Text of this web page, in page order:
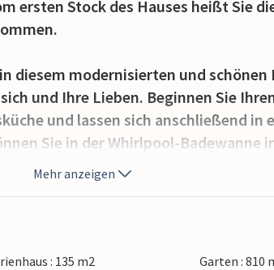
ersten Stock des Hauses heißt Sie
diesem modernisierten und schönen
und Ihre Lieben. Beginnen Sie
und lassen sich anschließend in
Sie in der Whirlpool-Badewanne
nach Strandausflügen sich unter der
dem Balkon im 1. Stock, von dem Sie
und dabei Ihren Kindern beim
Mehr anzeigen
: 135 m2
Garten : 810